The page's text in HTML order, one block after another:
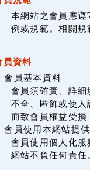
本網站之會員應
例或規範。相關規
員資料
會員基本資料
會員須確實、詳
不全、匿飾或使
而致會員權益受損
會員使用本網站提
會員使用個人化
網站不負任何責任